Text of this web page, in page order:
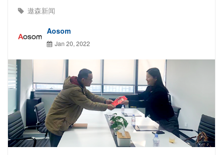
遨森新闻
Aosom
Jan 20, 2022